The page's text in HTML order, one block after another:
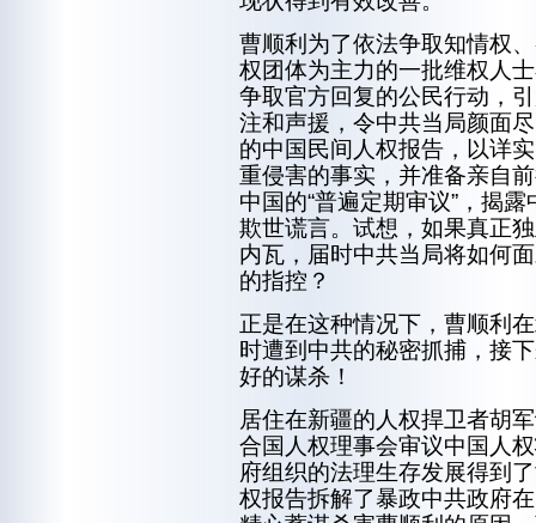
曹顺利为了依法争取知情权
权团体为主力的一批维权人
争取官方回复的公民行动，
注和声援，令中共当局颜面
的中国民间人权报告，以详
重侵害的事实，并准备亲自
中国的“普遍定期审议”，揭
欺世谎言。试想，如果真正
内瓦，届时中共当局将如何
的指控？
正是在这种情况下，曹顺利
时遭到中共的秘密抓捕，接
好的谋杀！
居住在新疆的人权捍卫者胡
合国人权理事会审议中国人
府组织的法理生存发展得到
权报告拆解了暴政中共政府